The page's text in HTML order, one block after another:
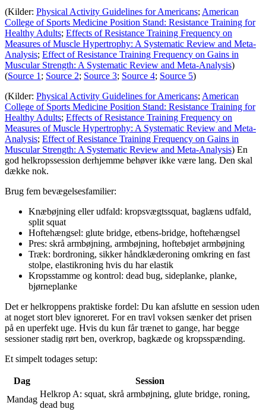
(Kilder: Physical Activity Guidelines for Americans; American
College of Sports Medicine Position Stand: Resistance Training for
Healthy Adults; Effects of Resistance Training Frequency on
Measures of Muscle Hypertrophy: A Systematic Review and Meta-
Analysis; Effect of Resistance Training Frequency on Gains in
Muscular Strength: A Systematic Review and Meta-Analysis)
(Source 1 ; Source 2; Source 3; Source 4; Source 5)
(Kilder: Physical Activity Guidelines for Americans; American
College of Sports Medicine Position Stand: Resistance Training for
Healthy Adults; Effects of Resistance Training Frequency on
Measures of Muscle Hypertrophy: A Systematic Review and Meta-
Analysis; Effect of Resistance Training Frequency on Gains in
Muscular Strength: A Systematic Review and Meta-Analysis) En
god helkropssession derhjemme behøver ikke være lang. Den skal
dække nok.
Brug fem bevægelsesfamilier:
Knæbøjning eller udfald: kropsvægtssquat, baglæns udfald,
split squat
Hoftehængsel: glute bridge, etbens-bridge, hoftehængsel
Pres: skrå armbøjning, armbøjning, hoftebøjet armbøjning
Træk: bordroning, sikker håndklæderoning omkring en fast
stolpe, elastikroning hvis du har elastik
Kropsstamme og kontrol: dead bug, sideplanke, planke,
bjørneplanke
Det er helkroppens praktiske fordel: Du kan afslutte en session uden
at noget stort blev ignoreret. For en travl voksen sænker det prisen
på en uperfekt uge. Hvis du kun får trænet to gange, har begge
sessioner stadig rørt ben, overkrop, bagkæde og kropsspænding.
Et simpelt todages setup:
Dag
Session
Mandag
Helkrop A: squat, skrå armbøjning, glute bridge, roning,
dead bug